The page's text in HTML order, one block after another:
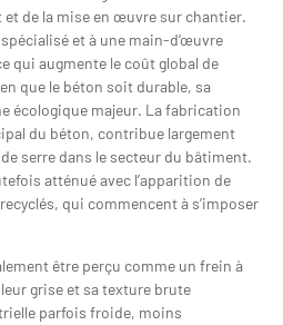
de la mise en œuvre sur chantier.
et à une main-d’œuvre
qui augmente le coût global de
que le béton soit durable, sa
écologique majeur. La fabrication
du béton, contribue largement
serre dans le secteur du bâtiment.
atténué avec l’apparition de
qui commencent à s’imposer
être perçu comme un frein à
grise et sa texture brute
parfois froide, moins